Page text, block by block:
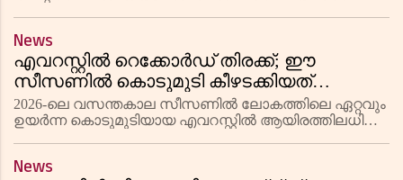
അറിയില്ലെന്ന് വെളിപ്പെടുത്തി നടൻ
ഇന്ദ്രൻസ്
ആഗോളതലത്തിൽ 200 കോടി ക്ലബ്ബിൽ
News
എവറസ്റ്റിൽ റെക്കോർഡ് തിരക്ക്; ഈ
സീസണിൽ കൊടുമുടി കീഴടക്കിയത്
ആയിരത്തിലധികം പേർ
2026-ലെ വസന്തകാല സീസണിൽ ലോകത്തിലെ ഏറ്റവും
ഉയർന്ന കൊടുമുടിയായ എവറസ്റ്റിൽ ആയിരത്തിലധികം
വഴി ചരിത്രത്തിലെ ഏറ്റ
News